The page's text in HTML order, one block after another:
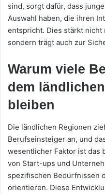
sind, sorgt dafür, dass
Auswahl haben, die ihren
entspricht. Dies stärkt
sondern trägt auch zur
Warum viele
dem
bleiben
Die ländlichen Regionen
Berufseinsteiger an, und
wesentlicher Faktor ist das
von Start-ups und
spezifischen Bedürfnissen
orientieren. Diese